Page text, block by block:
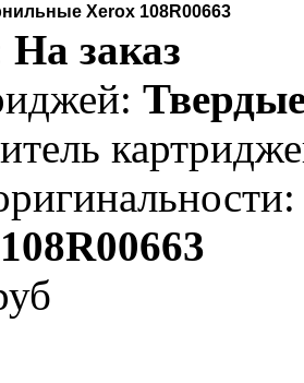
Xerox 108R00663
На заказ
108R00663